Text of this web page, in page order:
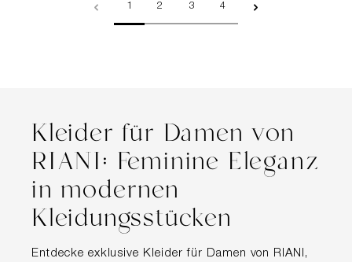
Seite
1 Seite
2 Seite
3 Seite
4
Kleider für Damen von
RIANI: Feminine Eleganz
in modernen
Kleidungsstücken
Entdecke exklusive Kleider für Damen von RIANI,